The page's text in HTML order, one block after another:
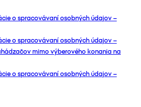
o spracovávaní osobných údajov –
o spracovávaní osobných údajov –
mimo výberového konania na
o spracovávaní osobných údajov –